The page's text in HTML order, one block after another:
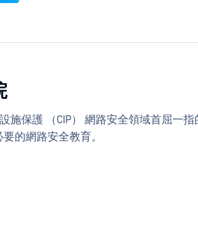
設施保護 （CIP） 網路安全領域首屈一
的網路安全教育。